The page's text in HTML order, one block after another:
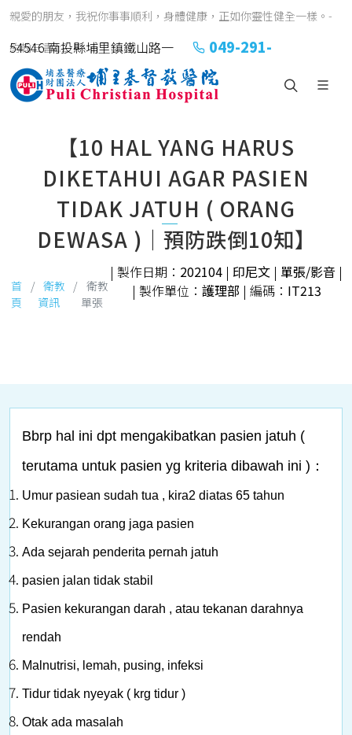
親愛的朋友，我祝你事事順利，身體健康，正如你靈性健全一樣。-
約翰三書1:2
54546 南投縣埔里鎮鐵山路一
號
049-291-
2151#2152
【10 HAL YANG HARUS
DIKETAHUI AGAR PASIEN
TIDAK JATUH ( ORANG
DEWASA )｜預防跌倒10知】
| 製作日期： 202104 | 印尼文 | 單張/影音 |
| 製作單位： 護理部 | 編碼： IT213
首
頁
衛教
資訊
衛教
單張
Bbrp hal ini dpt mengakibatkan pasien jatuh (
terutama untuk pasien yg kriteria dibawah ini )：
Umur pasiean sudah tua , kira2 diatas 65 tahun
Kekurangan orang jaga pasien
Ada sejarah penderita pernah jatuh
pasien jalan tidak stabil
Pasien kekurangan darah , atau tekanan darahnya
rendah
Malnutrisi, lemah, pusing, infeksi
Tidur tidak nyeyak ( krg tidur )
Otak ada masalah